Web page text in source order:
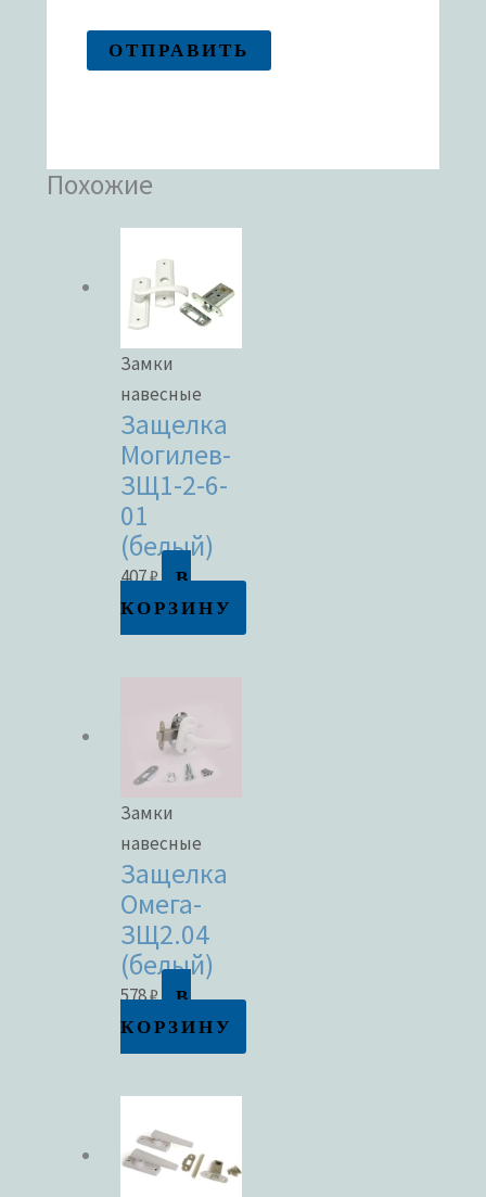
Похожие
Замки
навесные
Защелка
Могилев-
ЗЩ1-2-6-
01
(белый)
407₽
В
КОРЗИНУ
Замки
навесные
Защелка
Омега-
ЗЩ2.04
(белый)
578₽
В
КОРЗИНУ